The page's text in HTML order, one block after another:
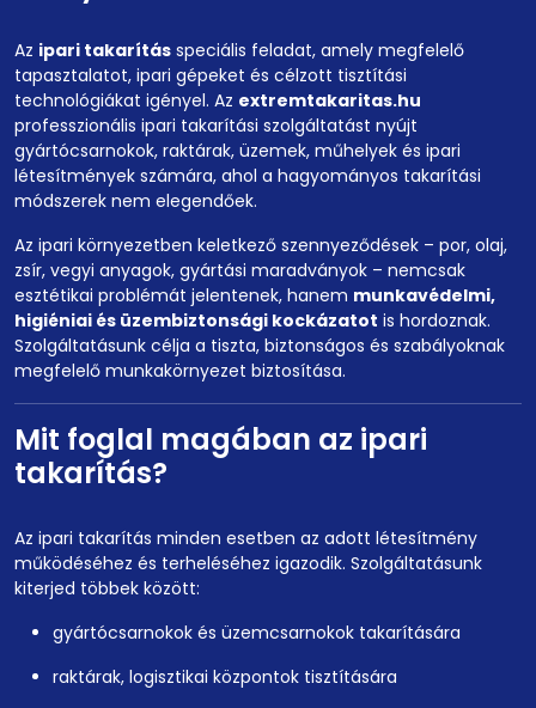
Az ipari takarítás speciális feladat, amely megfelelő
tapasztalatot, ipari gépeket és célzott tisztítási
technológiákat igényel. Az extremtakaritas.hu
professzionális ipari takarítási szolgáltatást nyújt
gyártócsarnokok, raktárak, üzemek, műhelyek és ipari
létesítmények számára, ahol a hagyományos takarítási
módszerek nem elegendőek.
Az ipari környezetben keletkező szennyeződések – por, olaj,
zsír, vegyi anyagok, gyártási maradványok – nemcsak
esztétikai problémát jelentenek, hanem munkavédelmi,
higiéniai és üzembiztonsági kockázatot is hordoznak.
Szolgáltatásunk célja a tiszta, biztonságos és szabályoknak
megfelelő munkakörnyezet biztosítása.
Mit foglal magában az ipari
takarítás?
Az ipari takarítás minden esetben az adott létesítmény
működéséhez és terheléséhez igazodik. Szolgáltatásunk
kiterjed többek között:
gyártócsarnokok és üzemcsarnokok takarítására
raktárak, logisztikai központok tisztítására